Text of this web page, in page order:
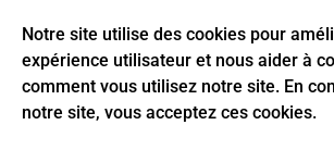
Notre site utilise des cookies pour
expérience utilisateur et nous aider à
comment vous utilisez notre site. En
notre site, vous acceptez ces cookies.
Droit pénal
Recouvrement de créance
Litige contractuel